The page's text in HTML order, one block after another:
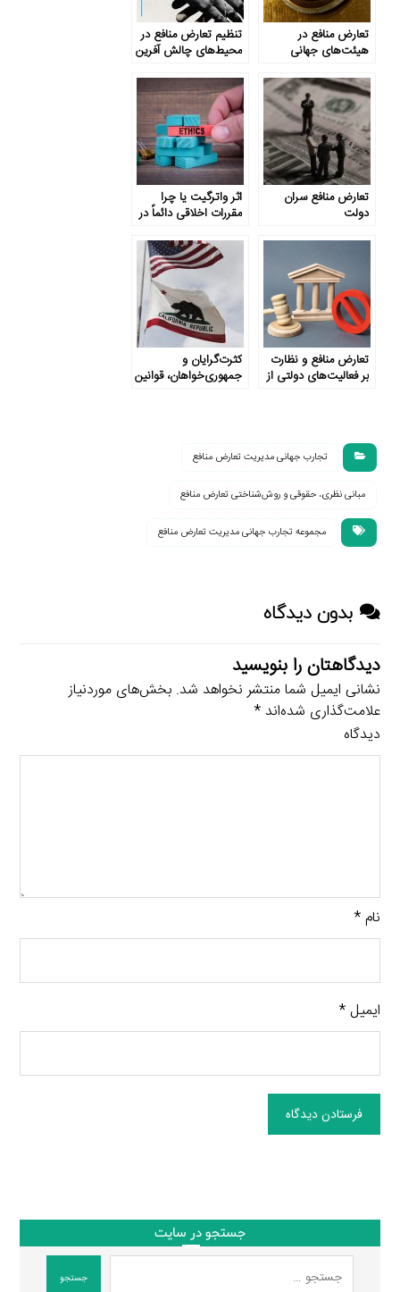
تعارض منافع در
هیئت‌های جهانی
تنظیم تعارض منافع در
محیط‌های چالش آفرین
تعارض منافع سران
دولت
اثر واترگیت یا چرا
مقررات اخلاقی دائماً در
تعارض منافع و نظارت
بر فعالیت‌های دولتی از
کثرت‌گرایان و
جمهوری‌خواهان، قوانین
تجارب جهانی مدیریت تعارض منافع
مبانی نظری، حقوقی و روش‌شناختی تعارض منافع
مجموعه تجارب جهانی مدیریت تعارض منافع
بدون دیدگاه
دیدگاهتان را بنویسید
نشانی ایمیل شما منتشر نخواهد شد. بخش‌های موردنیاز
علامت‌گذاری شده‌اند*
دیدگاه
نام*
ایمیل*
فرستادن دیدگاه
جستجو در سایت
جستجو